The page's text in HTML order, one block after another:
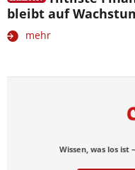
bleibt auf
mehr
Wissen, was los ist